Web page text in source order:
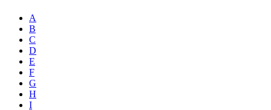
A
B
C
D
E
F
G
H
I